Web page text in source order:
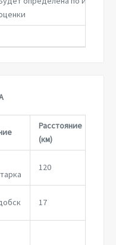
Расстояние
(км)
120
17